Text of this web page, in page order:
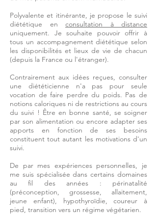
Polyvalente et itinérante, je propose le suivi
diététique en consultation à distance
uniquement. Je souhaite pouvoir offrir à
tous un accompagnement diététique selon
les disponibilités et lieux de vie de chacun
(depuis la France ou l'étranger).
Contrairement aux idées reçues, consulter
une diététicienne n'a pas pour seule
vocation de faire perdre du poids. Pas de
notions caloriques ni de restrictions au cours
du suivi ! Être en bonne santé, se soigner
par son alimentation ou encore adapter ses
apports en fonction de ses besoins
constituent tout autant les motivations d'un
suivi.
De par mes expériences personnelles, je
me suis spécialisée dans certains domaines
au fil des années : périnatalité
(préconception, grossesse, allaitement,
jeune enfant), hypothyroïdie, coureur à
pied, transition vers un régime végétarien.